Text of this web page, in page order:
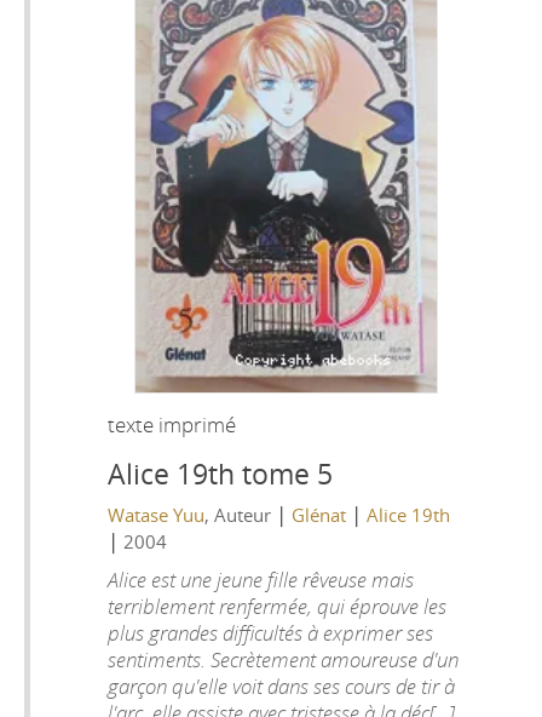
texte imprimé
Alice 19th tome 5
Watase Yuu, Auteur | Glénat |Alice 19th
|2004
Alice est une jeune fille rêveuse mais
terriblement renfermée, qui éprouve les
plus grandes difficultés à exprimer ses
sentiments. Secrètement amoureuse d'un
garçon qu'elle voit dans ses cours de tir à